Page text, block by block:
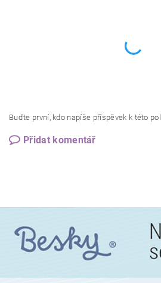
Buďte první, kdo napíše příspěvek k této
Přidat komentář